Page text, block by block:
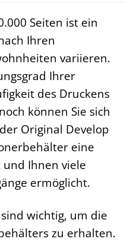
Seiten ist ein
Ihren
variieren.
Ihrer
des Druckens
können Sie sich
Original Develop
eine
Ihnen viele
ermöglicht.
wichtig, um die
zu erhalten.